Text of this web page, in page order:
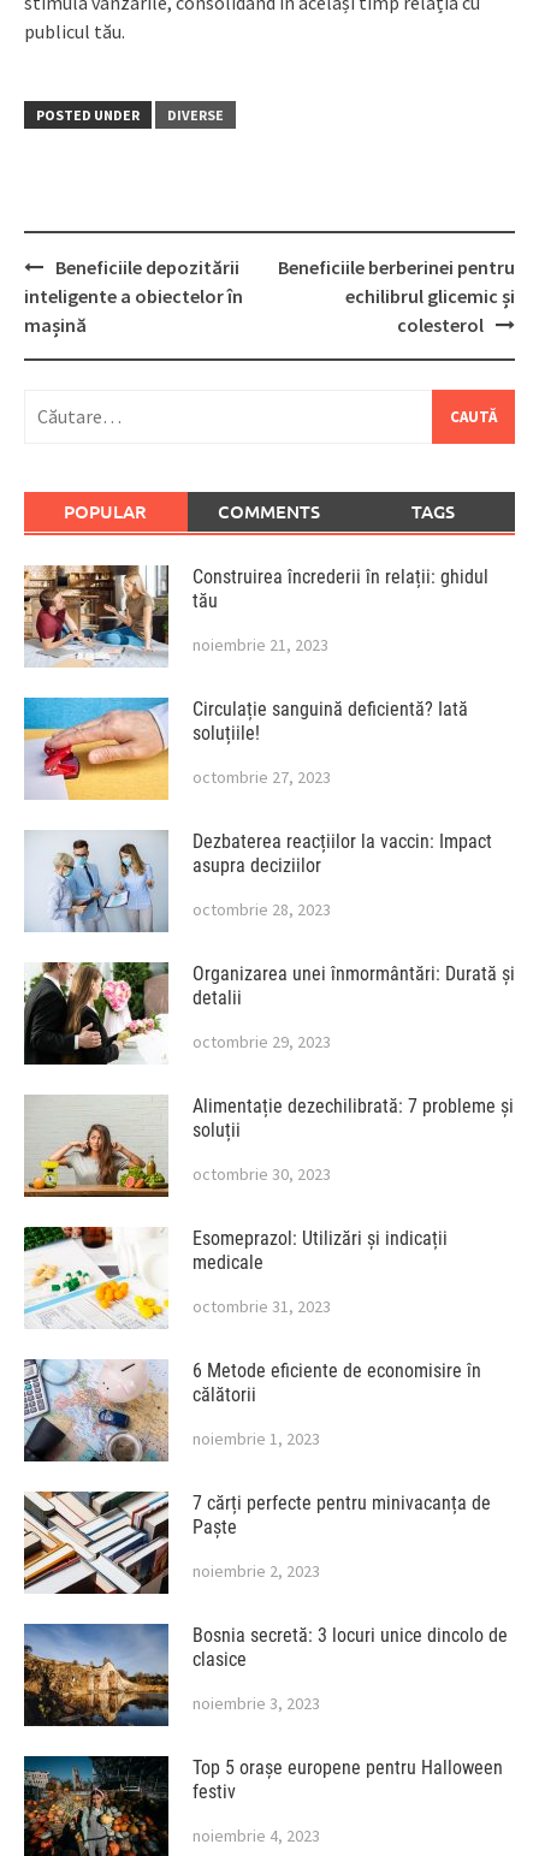
publicul tău.
POSTED UNDER DIVERSE
Post
navigation
Beneficiile depozitării
inteligente a obiectelor în
mașină
Beneficiile berberinei pentru
echilibrul glicemic și
colesterol
după:
POPULAR COMMENTS TAGS
Construirea încrederii în relații: ghidul
tău
noiembrie 21, 2023
Circulație sanguină deficientă? Iată
soluțiile!
octombrie 27, 2023
Dezbaterea reacțiilor la vaccin: Impact
asupra deciziilor
octombrie 28, 2023
Organizarea unei înmormântări: Durată și
detalii
octombrie 29, 2023
Alimentație dezechilibrată: 7 probleme și
soluții
octombrie 30, 2023
Esomeprazol: Utilizări și indicații
medicale
octombrie 31, 2023
6 Metode eficiente de economisire în
călătorii
noiembrie 1, 2023
7 cărți perfecte pentru minivacanța de
Paște
noiembrie 2, 2023
Bosnia secretă: 3 locuri unice dincolo de
clasice
noiembrie 3, 2023
Top 5 orașe europene pentru Halloween
festiv
noiembrie 4, 2023